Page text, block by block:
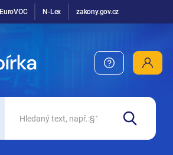
EuroVOC N-Lex zakony.gov.cz